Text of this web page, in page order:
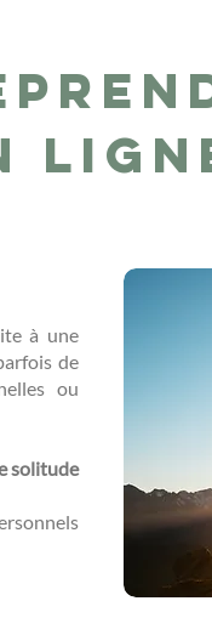
à une
de
ou
solitude